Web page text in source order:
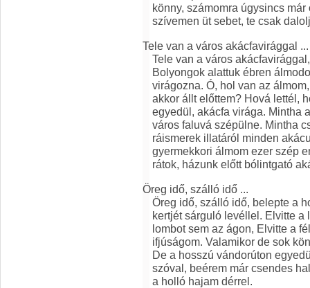
könny, számomra úgysincs
szívemen üt sebet, te csak
Tele van a város akácfavirággal ...
Tele van a város
Bolyongok alattuk ébren
virágozna. Ó, hol van az
akkor állt előttem? Hová lettél,
egyedül, akácfa virága. Mintha
város faluvá szépülne. Mintha
ráismerek illatáról minden
gyermekkori álmom ezer szép
rátok, házunk előtt bólintgató
Öreg idő, szálló idő ...
Öreg idő, szálló idő, belepte a
kertjét sárguló levéllel. Elvitte a
lombot sem az ágon, Elvitte a
ifjúságom. Valamikor de sok
De a hosszú vándorúton
szóval, beérem már csendes
a holló hajam dérrel.